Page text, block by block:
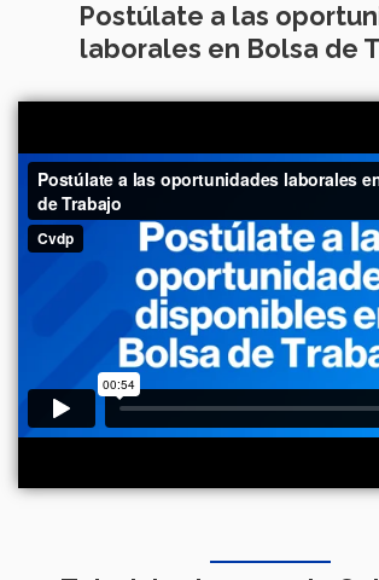
Postúlate a las
laborales en Bolsa de